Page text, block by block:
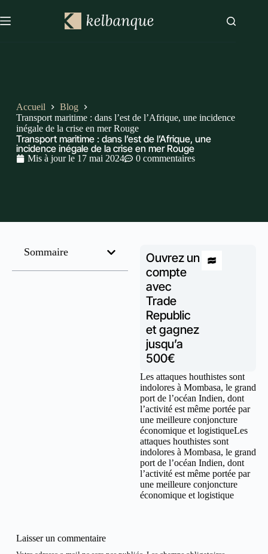
Accueil
Blog
Transport maritime : dans l’est de l’Afrique, une incidence
inégale de la crise en mer Rouge
Transport maritime : dans l’est de l’Afrique, une
incidence inégale de la crise en mer Rouge
Mis à jour le 17 mai 2024 0 commentaires
Sommaire
Ouvrez un
compte
avec
Trade
Republic
et gagnez
jusqu’a
500€
Les attaques houthistes sont
indolores à Mombasa, le grand
port de l’océan Indien, dont
l’activité est même portée par
une meilleure conjoncture
économique et logistiqueLes
attaques houthistes sont
indolores à Mombasa, le grand
port de l’océan Indien, dont
l’activité est même portée par
une meilleure conjoncture
économique et logistique
Laisser un commentaire